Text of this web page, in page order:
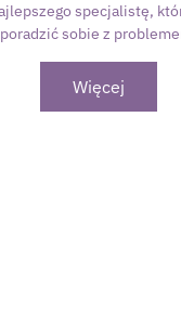
specjalistę,
poradzić sobie z
Więcej